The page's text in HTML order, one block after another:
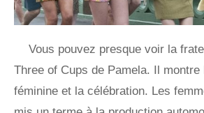
Vous pouvez presque voir la
Three of Cups de Pamela. Il
féminine et la célébration. Les